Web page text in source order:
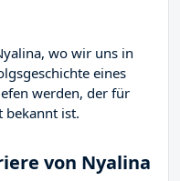
wo wir uns in
eines
werden, der für
bekannt ist.
von Nyalina